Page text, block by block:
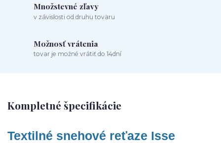
Množstevné zľavy
v závislosti od druhu tovaru
Možnosť vrátenia
tovar je možné vrátiť do 14dní
Kompletné špecifikácie
Textilné snehové reťaze Isse